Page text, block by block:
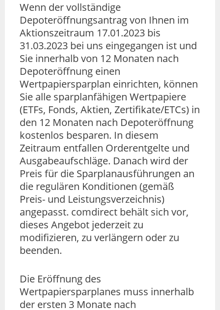
Wenn der vollständige
Depoteröffnungsantrag von Ihnen im
Aktionszeitraum 17.01.2023 bis
31.03.2023 bei uns eingegangen ist und
Sie innerhalb von 12 Monaten nach
Depoteröffnung einen
Wertpapiersparplan einrichten, können
Sie alle sparplanfähigen Wertpapiere
(ETFs, Fonds, Aktien, Zertifikate/ETCs) in
den 12 Monaten nach Depoteröffnung
kostenlos besparen. In diesem
Zeitraum entfallen Orderentgelte und
Ausgabeaufschläge. Danach wird der
Preis für die Sparplanausführungen an
die regulären Konditionen (gemäß
Preis- und Leistungsverzeichnis)
angepasst. comdirect behält sich vor,
dieses Angebot jederzeit zu
modifizieren, zu verlängern oder zu
beenden.
Die Eröffnung des
Wertpapiersparplanes muss innerhalb
der ersten 3 Monate nach